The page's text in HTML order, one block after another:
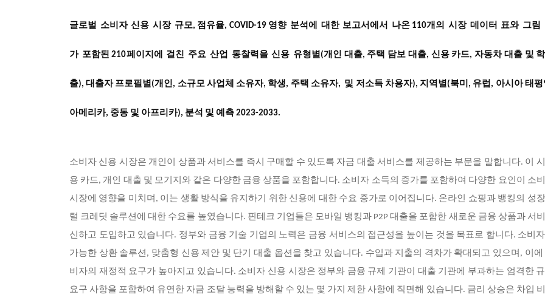
글로벌 소비자 신용 시장 규모, 점유율, COVID-19 영향 분석에 대한 보고서에서 나온110개의 시장 데이터 표와 그림
가 포함된 210페이지에 걸친 주요 산업 통찰력을 신용 유형별(개인 대출, 주택 담보 대출, 신용 카드, 자동차 대출 및
출), 대출자 프로필별(개인, 소규모 사업체 소유자, 학생, 주택 소유자, 및 저소득 차용자), 지역별(북미, 유럽, 아시아 태평
아메리카, 중동 및 아프리카), 분석 및 예측 2023-2033.
소비자 신용 시장은 개인이 상품과 서비스를 즉시 구매할 수 있도록 자금 대출 서비스를 제공하는 부문을 말합니다. 이
용 카드, 개인 대출 및 모기지와 같은 다양한 금융 상품을 포함합니다. 소비자 소득의 증가를 포함하여 다양한 요인이 소
시장에 영향을 미치며, 이는 생활 방식을 유지하기 위한 신용에 대한 수요 증가로 이어집니다. 온라인 쇼핑과 뱅킹의 성장
털 크레딧 솔루션에 대한 수요를 높였습니다. 핀테크 기업들은 모바일 뱅킹과 P2P 대출을 포함한 새로운 금융 상품과 서
신하고 도입하고 있습니다. 정부와 금융 기술 기업의 노력은 금융 서비스의 접근성을 높이는 것을 목표로 합니다. 소비
가능한 상환 솔루션, 맞춤형 신용 제안 및 단기 대출 옵션을 찾고 있습니다. 수입과 지출의 격차가 확대되고 있으며, 이에
비자의 재정적 요구가 높아지고 있습니다. 소비자 신용 시장은 정부와 금융 규제 기관이 대출 기관에 부과하는 엄격한
요구 사항을 포함하여 유연한 자금 조달 능력을 방해할 수 있는 몇 가지 제한 사항에 직면해 있습니다. 금리 상승은 차입